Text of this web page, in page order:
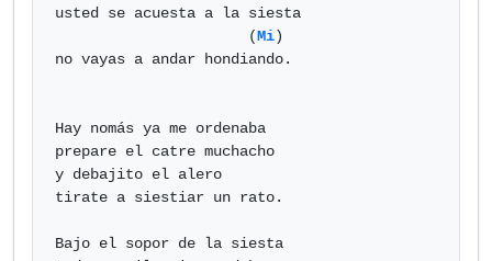
usted se acuesta a la siesta
                      (
Mi)
no vayas a andar hondiando.
Hay nomás ya me ordenaba
prepare el catre muchacho
y debajito el alero
tirate a siestiar un rato.
Bajo el sopor de la siesta